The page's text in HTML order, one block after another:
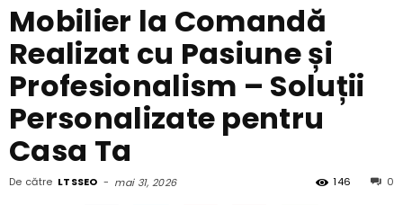
Mobilier la Comandă
Realizat cu Pasiune și
Profesionalism – Soluții
Personalizate pentru
Casa Ta
De către LTSSEO - mai 31, 2026 0
146